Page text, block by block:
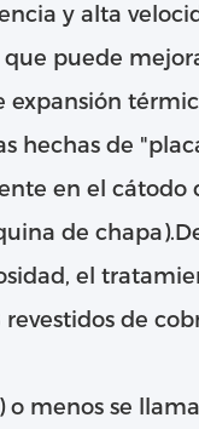
y alta
puede
hechas de
en el cátodo
de
el
de
o menos se